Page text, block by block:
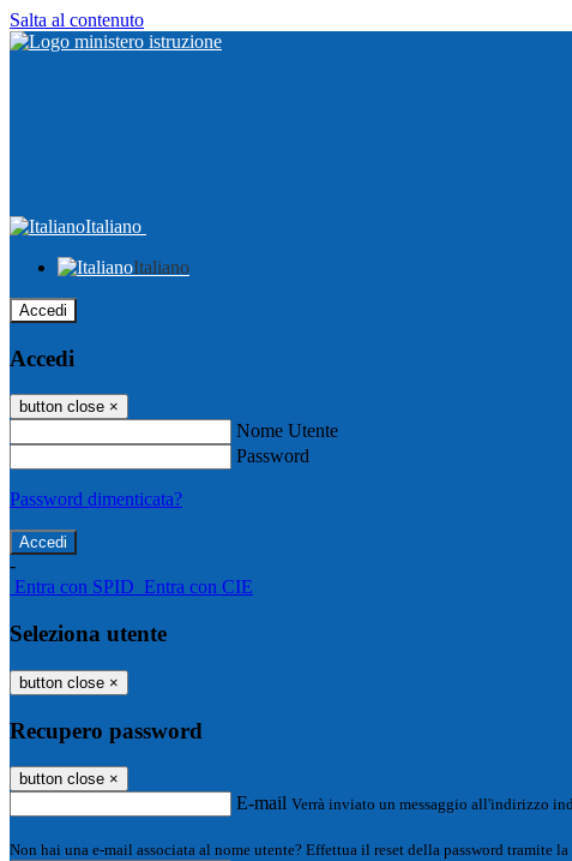
Salta al contenuto
Italiano
Italiano
Accedi
Accedi
button close ×
Nome Utente
Password
Password dimenticata?
-
Entra con SPID Entra con CIE
Seleziona utente
button close ×
Recupero password
button close ×
E-mail Verrà inviato un messaggio all'indirizzo
Non hai una e-mail associata al nome utente? Effettua il reset della password tramite la